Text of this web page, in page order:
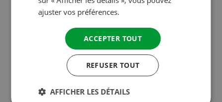
peuvent être automatiquement transmises au
150 campings et 150 000 campeurs utilisent déjà
ajuster vos préférences.
ACCEPTER TOUT
REFUSER TOUT
AFFICHER LES DÉTAILS